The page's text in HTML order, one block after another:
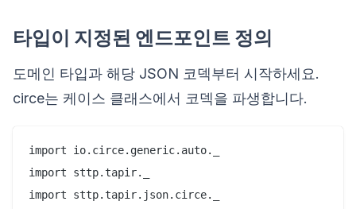
타입이 지정된 엔드포인트 정의
도메인 타입과 해당 JSON 코덱부터 시작하세요.
circe는 케이스 클래스에서 코덱을 파생합니다.
import io.circe.generic.auto._
import sttp.tapir._
import sttp.tapir.json.circe._